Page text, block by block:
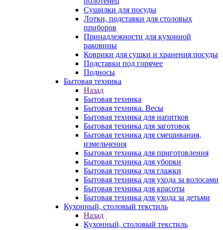
Сушилки для посуды
Лотки, подставки для столовых
приборов
Принадлежности для кухонной
раковины
Коврики для сушки и хранения посуды
Подставки под горячее
Подносы
Бытовая техника
Назад
Бытовая техника
Бытовая техника. Весы
Бытовая техника для напитков
Бытовая техника для заготовок
Бытовая техника для смешивания,
измельчения
Бытовая техника для приготовления
Бытовая техника для уборки
Бытовая техника для глажки
Бытовая техника для ухода за волосами
Бытовая техника для красоты
Бытовая техника для ухода за детьми
Кухонный, столовый текстиль
Назад
Кухонный, столовый текстиль